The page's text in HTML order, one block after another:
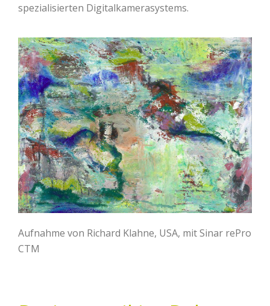
spezialisierten Digitalkamerasystems.
Aufnahme von Richard Klahne, USA, mit Sinar rePro
CTM